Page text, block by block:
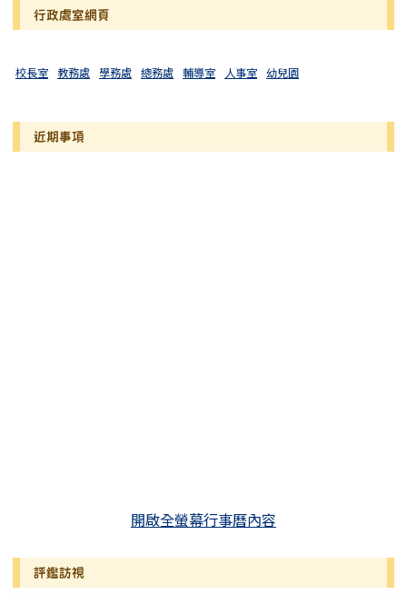
行政處室網頁
校長室 教務處 學務處 總務處 輔導室 人事室 幼兒園
近期事項
開啟全螢幕行事曆內容
評鑑訪視